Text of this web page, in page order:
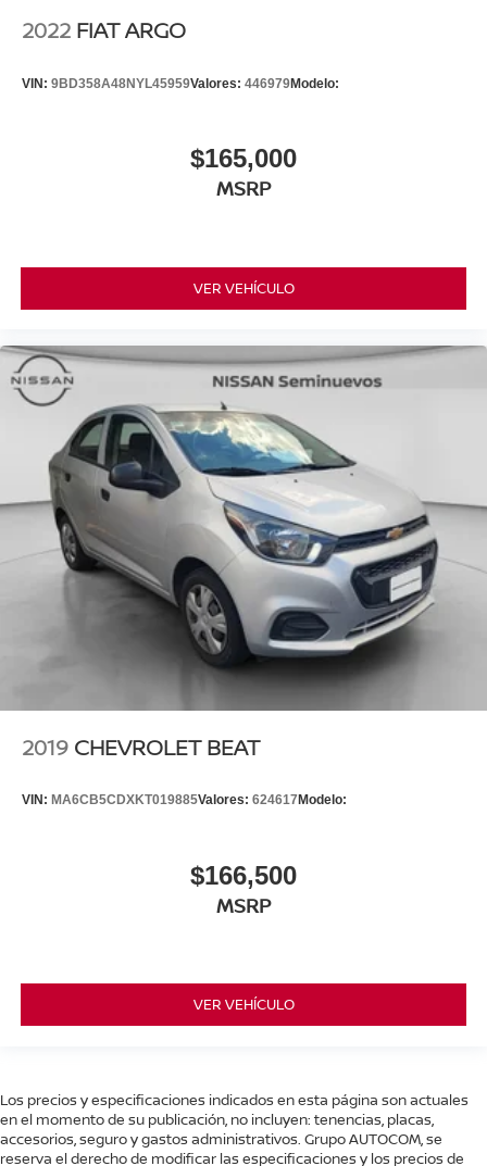
2022 FIAT ARGO
VIN: 9BD358A48NYL45959Valores: 446979Modelo:
$165,000
MSRP
VER VEHÍCULO
2019 CHEVROLET BEAT
VIN: MA6CB5CDXKT019885Valores: 624617 Modelo:
$166,500
MSRP
VER VEHÍCULO
Los precios y especificaciones indicados en esta página son actuales
en el momento de su publicación, no incluyen: tenencias, placas,
accesorios, seguro y gastos administrativos. Grupo AUTOCOM, se
reserva el derecho de modificar las especificaciones y los precios de